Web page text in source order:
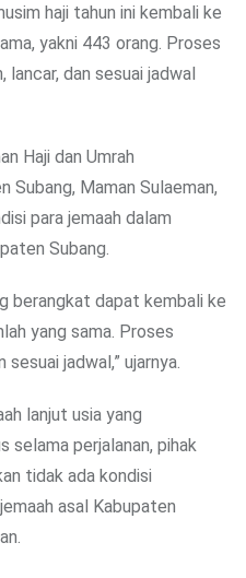
haji tahun ini kembali ke
yakni 443 orang. Proses
lancar, dan sesuai jadwal
Haji dan Umrah
Subang, Maman Sulaeman,
para jemaah dalam
Subang.
berangkat dapat kembali ke
yang sama. Proses
jadwal,” ujarnya.
lanjut usia yang
selama perjalanan, pihak
tidak ada kondisi
asal Kabupaten